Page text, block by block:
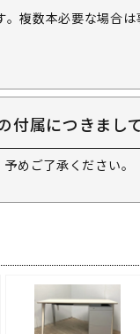
複数本必要な場合は
付属につきまし
めご了承ください。